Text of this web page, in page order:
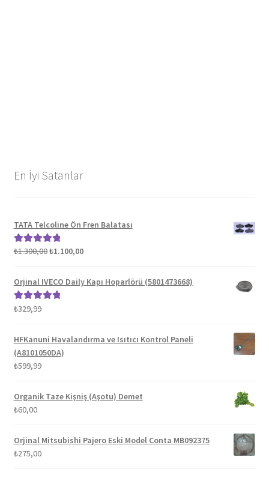
En İyi Satanlar
TATA Telcoline Ön Fren Balatası
5 üzerinden
₺1.300,00Orijinal
₺1.300,00.
₺1.100,00Şu
fiyat:
Orjinal IVECO Daily Kapı Hoparlörü (5801473668)
5 üzerinden
₺329,99
HFKanuni Havalandırma ve Isıtıcı Kontrol Paneli
(A8101050DA)
₺599,99
Organik Taze Kişniş (Aşotu) Demet
₺60,00
Orjinal Mitsubishi Pajero Eski Model Conta MB092375
₺275,00